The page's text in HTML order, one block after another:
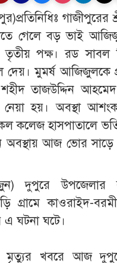
গাজীপুরের
গেলে বড় ভাই
পক্ষ। রড সাবল
দেয়। মুমর্ষ আজিজুলকে
তাজউদ্দিন
নেয়া হয়। অবস্থা
কলেজ হাসপাতালে
অবস্থায় আজ ভোর সাড়ে
দুপুরে উপজেলার
গ্রামে কাওরাইদ-
এ ঘটনা ঘটে।
মৃত্যুর খবরে আজ